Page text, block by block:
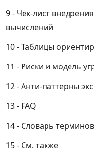
Чек-лист
вычислений
Таблицы
Риски и модель
Анти-паттерны
FAQ
Словарь терминов
См. также